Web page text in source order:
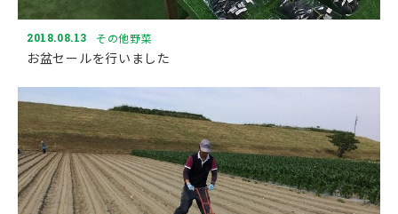
2018.08.13 その他野菜
お盆セールを行いました